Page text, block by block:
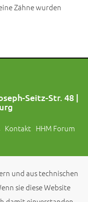
Zähne wurden
Seitz-Str. 48 |
Kontakt HHM Forum
Media!
und aus technischen
sie diese Website